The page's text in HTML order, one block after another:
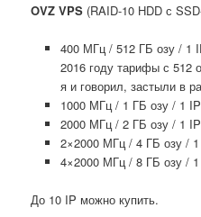
OVZ VPS (RAID-10 HDD с
400 МГц / 512 ГБ озу / 1
2016 году тарифы с 512
я и говорил, застыли в
1000 МГц / 1 ГБ озу / 1
2000 МГц / 2 ГБ озу / 1
2×2000 МГц / 4 ГБ озу /
4×2000 МГц / 8 ГБ озу /
До 10 IP можно купить.